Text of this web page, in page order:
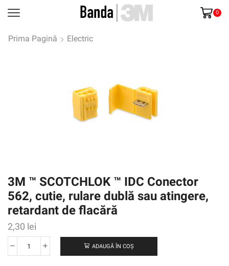
0
Prima Pagină Electric
3M ™ SCOTCHLOK ™ IDC Conector
562, cutie, rulare dublă sau atingere,
retardant de flacără
2,30 lei
Cantitate
ADAUGĂ ÎN COȘ